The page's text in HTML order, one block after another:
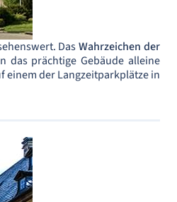
DasWahrzeichen der
das prächtige Gebäude alleine
einem der Langzeitparkplätze in